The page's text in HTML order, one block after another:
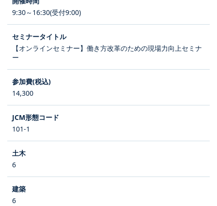
9:30～16:30(受付9:00)
【オンラインセミナー】働き方改革のための現場力向上セミナ
ー
14,300
101-1
6
6